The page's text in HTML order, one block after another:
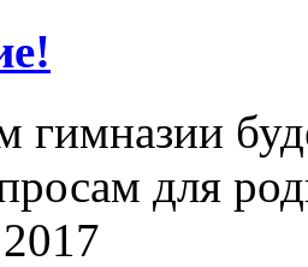
гимназии
для